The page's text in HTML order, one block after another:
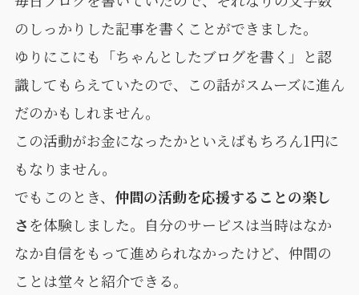
のしっかりした記事を書くことができました。
ゆりにこにも「ちゃんとしたブログを書く」と認
識してもらえていたので、この話がスムーズに進ん
だのかもしれません。
この活動がお金になったかといえばもちろん1円に
もなりません。
でもこのとき、 仲間の活動を応援することの楽し
さを体験しました。自分のサービスは当時はなか
なか自信をもって進められなかったけど、仲間の
ことは堂々と紹介できる。